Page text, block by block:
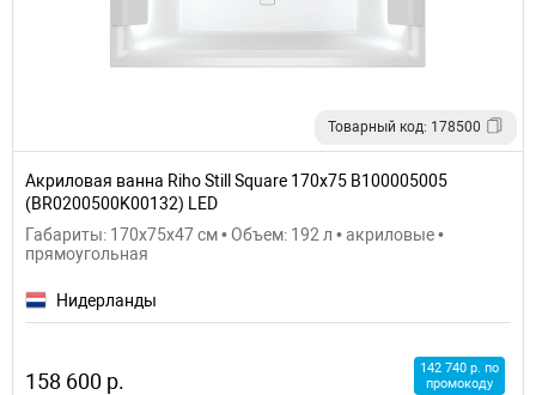
Товарный код: 178500
Акриловая ванна Riho Still Square 170x75 B100005005
(BR0200500K00132) LED
Габариты: 170x75x47 см • Объем: 192 л • акриловые •
прямоугольная
Нидерланды
158 600 р.
142 740 р. по
промокоду